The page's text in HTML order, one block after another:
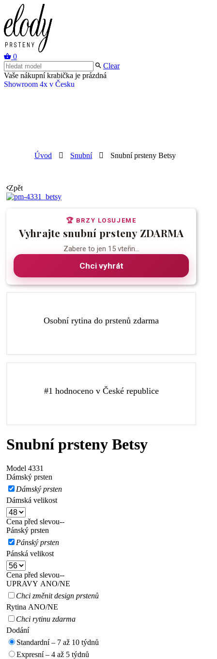
0
Clear
Vaše nákupní krabička je prázdná
Showroom 4x v Česku
Úvod Snubní Snubní prsteny Betsy
Zpět
🏆 BRZY LOSUJEME
Vyhrajte snubní prsteny ZDARMA
Zabere to jen 15 vteřin...
Chci vyhrát
Osobní rytina do prstenů zdarma
kterému budou vaše prsteny ještě speciálnější.
#1 hodnoceno v České republice
výběr snubních a zásnubních prstenů v České
republice podle recenzí na Google a Facebooku.
Snubní prsteny Betsy
Model 4331
Dámský prsten
Dámský prsten
Dámská velikost
Cena před slevou--
Pánský prsten
Pánský prsten
Pánská velikost
Cena před slevou--
UPRAVY ANO/NE
Chci změnit design prstenů
Rytina ANO/NE
Chci rytinu zdarma
Dodání
Standardní – 7 až 10 týdnů
Expresní – 4 až 5 týdnů